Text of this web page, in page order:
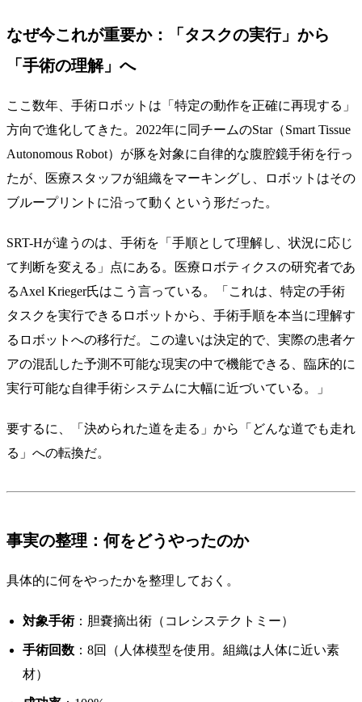
なぜ今これが重要か：「タスクの実行」から
「手術の理解」へ
ここ数年、手術ロボットは「特定の動作を正確に再現する」
方向で進化してきた。2022年に同チームのStar（Smart Tissue
Autonomous Robot）が豚を対象に自律的な腹腔鏡手術を行っ
たが、医療スタッフが組織をマーキングし、ロボットはその
ブループリントに沿って動くという形だった。
SRT-Hが違うのは、手術を「手順として理解し、状況に応じ
て判断を変える」点にある。医療ロボティクスの研究者であ
るAxel Krieger氏はこう言っている。「これは、特定の手術
タスクを実行できるロボットから、手術手順を本当に理解す
るロボットへの移行だ。この違いは決定的で、実際の患者ケ
アの混乱した予測不可能な現実の中で機能できる、臨床的に
実行可能な自律手術システムに大幅に近づいている。」
要するに、「決められた道を走る」から「どんな道でも走れ
る」への転換だ。
事実の整理：何をどうやったのか
具体的に何をやったかを整理しておく。
対象手術：胆嚢摘出術（コレシステクトミー）
手術回数 ：8回（人体模型を使用。組織は人体に近い素
材）